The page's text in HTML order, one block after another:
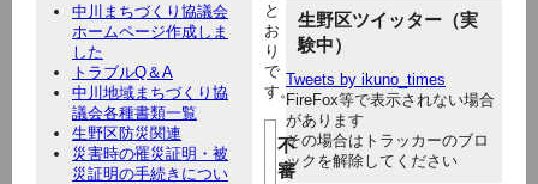
中川まちづくり協議会
ホームページ作成しま
した
トラブルQ＆A
中川地域まちづくり協
議会各種書類一覧
生野区防災関連
災害時の罹災証明・被
災証明の手続きについ
生野区ツイッター（実
験中）
Tweets by ikuno_times
FireFox等で表示されない場合
があります
その場合はトラッカーのブロ
ックを解除してください
と
お
り
で
す。
不
審